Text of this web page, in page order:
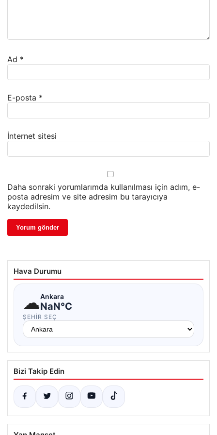
Ad *
E-posta *
İnternet sitesi
Daha sonraki yorumlarımda kullanılması için adım, e-
posta adresim ve site adresim bu tarayıcıya
kaydedilsin.
Hava Durumu
☁Ankara
NaN°C
ŞEHIR SEÇ
Bizi Takip Edin